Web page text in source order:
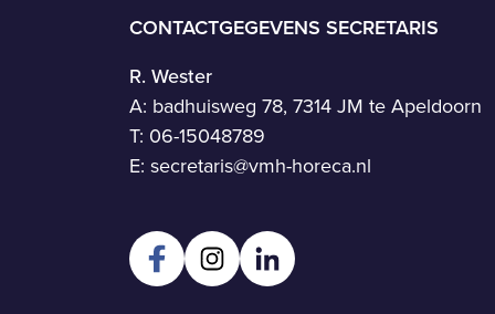
CONTACTGEGEVENS SECRETARIS
R. Wester
A: badhuisweg 78, 7314 JM te Apeldoorn
T: 06-15048789
E: secretaris@vmh-horeca.nl